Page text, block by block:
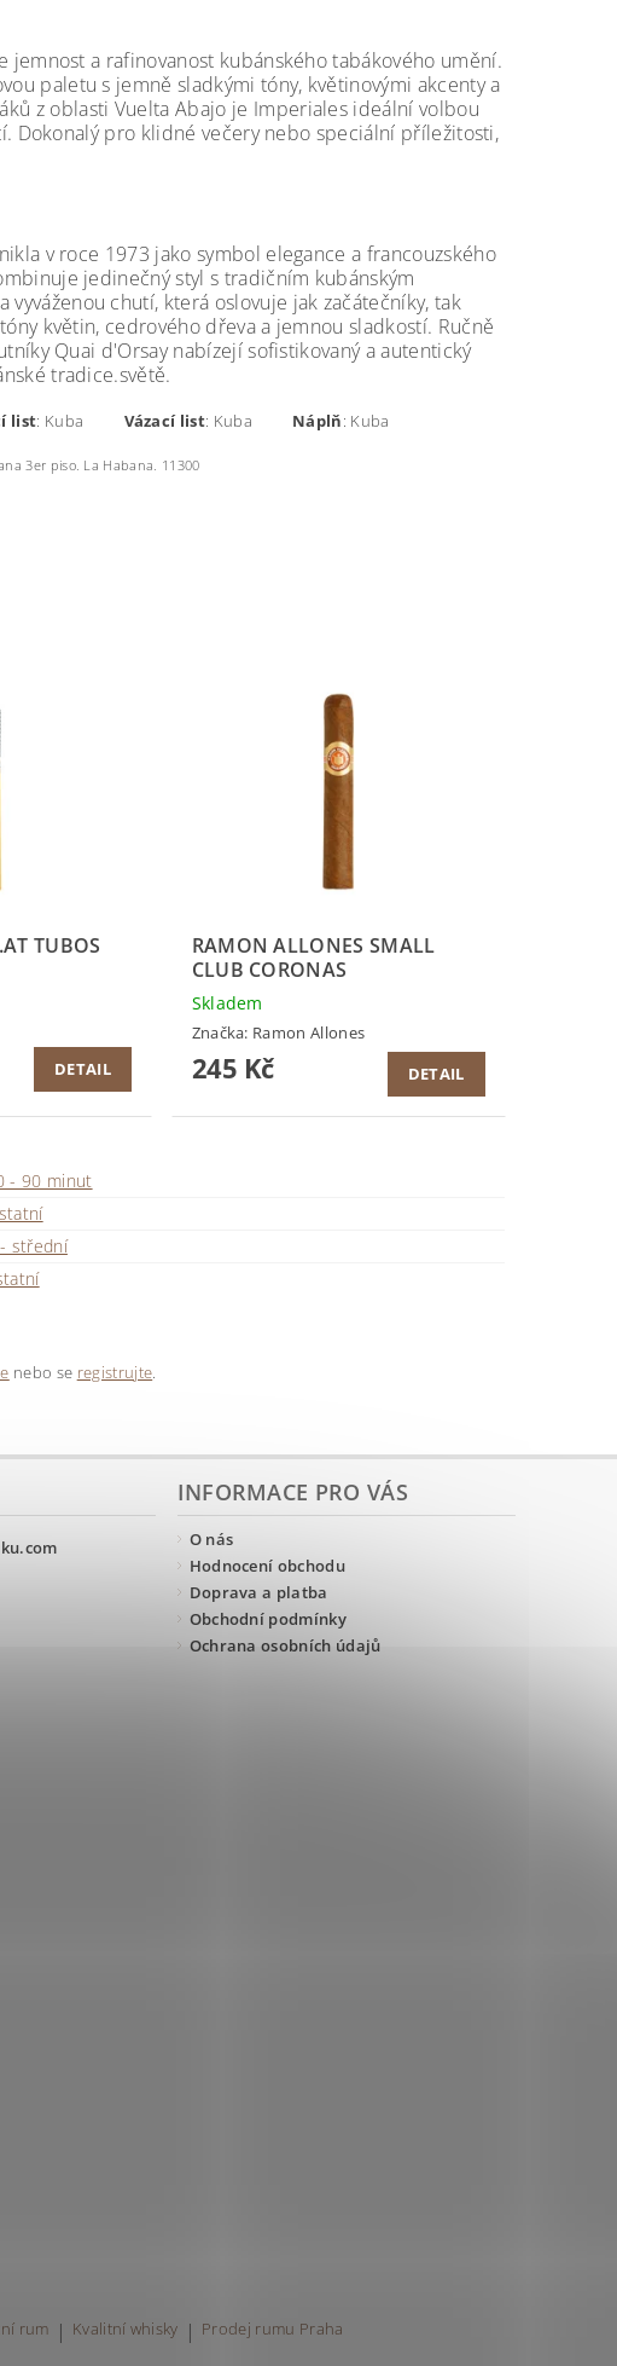
a rafinovanost kubánského tabákového umění.
paletu s jemně sladkými tóny, květinovými akcenty a
z oblasti Vuelta Abajo je Imperiales ideální volbou
Dokonalý pro klidné večery nebo speciální příležitosti,
v roce 1973 jako symbol elegance a francouzského
jedinečný styl s tradičním kubánským
chutí, která oslovuje jak začátečníky, tak
květin, cedrového dřeva a jemnou sladkostí. Ručně
Quai d'Orsay nabízejí sofistikovaný a autentický
tradice.světě.
list: Kuba Vázací list: Kuba Náplň: Kuba
3er piso. La Habana. 11300
TUBOS
DETAIL
RAMON ALLONES SMALL
CLUB CORONAS
Skladem
Značka: Ramon Allones
245 Kč DETAIL
- 90 minut
střední
nebo se registrujte
INFORMACE PRO VÁS
O nás
Hodnocení obchodu
Doprava a platba
Obchodní podmínky
Ochrana osobních údajů
rum | Kvalitní whisky | Prodej rumu Praha